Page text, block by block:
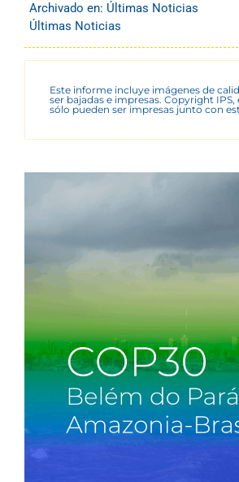
Archivado en: Últimas Noticias
Últimas Noticias
Este informe incluye imágenes de
ser bajadas e impresas. Copyright IPS,
sólo pueden ser impresas junto con